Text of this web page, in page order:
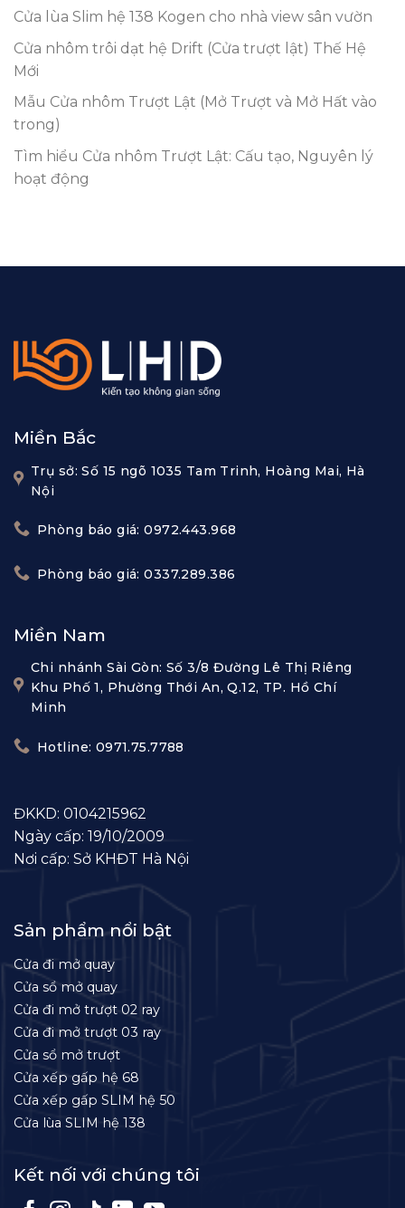
Cửa lùa Slim hệ 138 Kogen cho nhà view sân vườn
Cửa nhôm trôi dạt hệ Drift (Cửa trượt lật) Thế Hệ
Mới
Mẫu Cửa nhôm Trượt Lật (Mở Trượt và Mở Hất vào
trong)
Tìm hiểu Cửa nhôm Trượt Lật: Cấu tạo, Nguyên lý
hoạt động
Miền Bắc
Trụ sở: Số 15 ngõ 1035 Tam Trinh, Hoàng Mai, Hà
Nội
Phòng báo giá: 0972.443.968
Phòng báo giá: 0337.289.386
Miền Nam
Chi nhánh Sài Gòn: Số 3/8 Đường Lê Thị Riêng
Khu Phố 1, Phường Thới An, Q.12, TP. Hồ Chí
Minh
Hotline: 0971.75.7788
ĐKKD: 0104215962
Ngày cấp: 19/10/2009
Nơi cấp: Sở KHĐT Hà Nội
Sản phẩm nổi bật
Cửa đi mở quay
Cửa sổ mở quay
Cửa đi mở trượt 02 ray
Cửa đi mở trượt 03 ray
Cửa sổ mở trượt
Cửa xếp gấp hệ 68
Cửa xếp gấp SLIM hệ 50
Cửa lùa SLIM hệ 138
Kết nối với chúng tôi